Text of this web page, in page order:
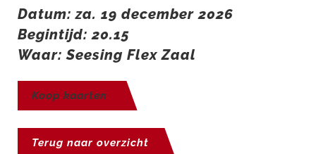
Datum: za. 19 december 2026
Begintijd: 20.15
Waar: Seesing Flex Zaal
Koop kaarten
Terug naar overzicht